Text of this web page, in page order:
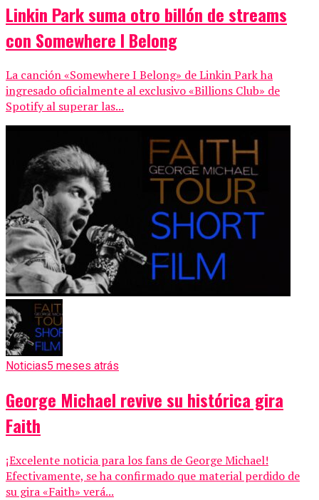
Linkin Park suma otro billón de streams
con Somewhere I Belong
La canción «Somewhere I Belong» de Linkin Park ha
ingresado oficialmente al exclusivo «Billions Club» de
Spotify al superar las...
Noticias5 meses atrás
George Michael revive su histórica gira
Faith
¡Excelente noticia para los fans de George Michael!
Efectivamente, se ha confirmado que material perdido de
su gira «Faith» verá...